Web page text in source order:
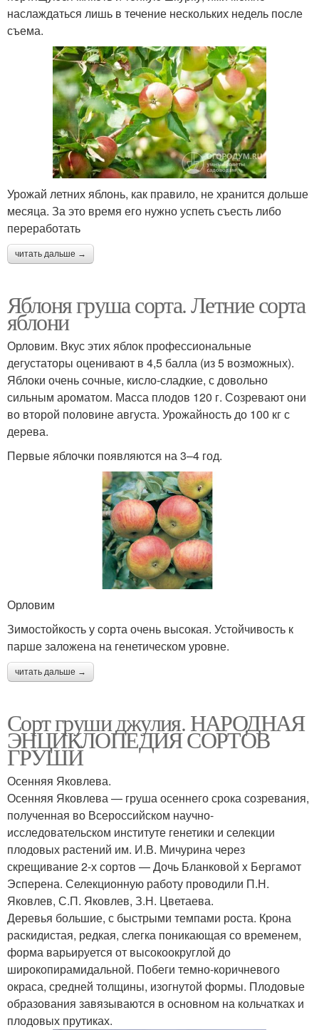
наслаждаться лишь в течение нескольких недель после
съема.
Урожай летних яблонь, как правило, не хранится дольше
месяца. За это время его нужно успеть съесть либо
переработать
читать дальше →
Яблоня груша сорта. Летние сорта
яблони
Орловим. Вкус этих яблок профессиональные
дегустаторы оценивают в 4,5 балла (из 5 возможных).
Яблоки очень сочные, кисло-сладкие, с довольно
сильным ароматом. Масса плодов 120 г. Созревают они
во второй половине августа. Урожайность до 100 кг с
дерева.
Первые яблочки появляются на 3–4 год.
Орловим
Зимостойкость у сорта очень высокая. Устойчивость к
парше заложена на генетическом уровне.
читать дальше →
Сорт груши джулия. НАРОДНАЯ
ЭНЦИКЛОПЕДИЯ СОРТОВ
ГРУШИ
Осенняя Яковлева.
Осенняя Яковлева — груша осеннего срока созревания,
полученная во Всероссийском научно-
исследовательском институте генетики и селекции
плодовых растений им. И.В. Мичурина через
скрещивание 2-х сортов — Дочь Бланковой x Бергамот
Эсперена. Селекционную работу проводили П.Н.
Яковлев, С.П. Яковлев, З.Н. Цветаева.
Деревья большие, с быстрыми темпами роста. Крона
раскидистая, редкая, слегка поникающая со временем,
форма варьируется от высокоокруглой до
широкопирамидальной. Побеги темно-коричневого
окраса, средней толщины, изогнутой формы. Плодовые
образования завязываются в основном на кольчатках и
плодовых прутиках.